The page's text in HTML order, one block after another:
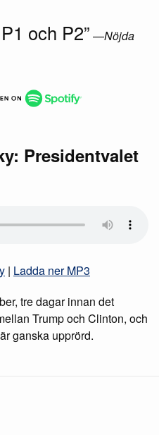
och P2” —Nöjda
Presidentvalet
| Ladda ner MP3
tre dagar innan det
Trump och Clinton, och
ganska upprörd.